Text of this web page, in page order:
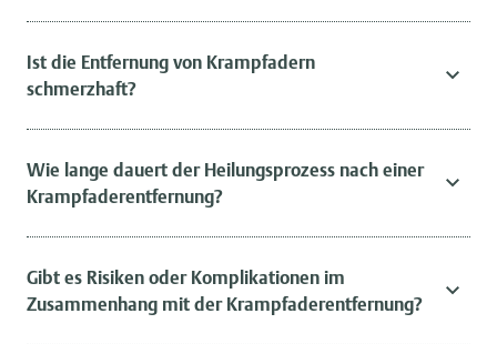
Ist die Entfernung von Krampfadern
schmerzhaft?
Wie lange dauert der Heilungsprozess nach einer
Krampfaderentfernung?
Gibt es Risiken oder Komplikationen im
Zusammenhang mit der Krampfaderentfernung?